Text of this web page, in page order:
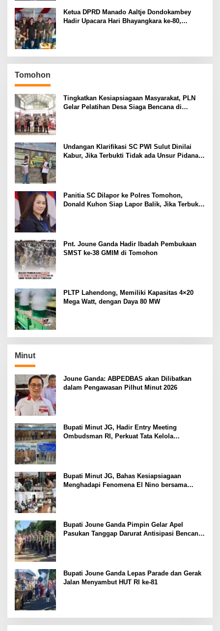
Ketua DPRD Manado Aaltje Dondokambey
Hadir Upacara Hari Bhayangkara ke-80,
Tomohon
Tingkatkan Kesiapsiagaan Masyarakat, PLN
Gelar Pelatihan Desa Siaga Bencana di
Undangan Klarifikasi SC PWI Sulut Dinilai
Kabur, Jika Terbukti Tidak ada Unsur Pidana
Panitia SC Dilapor ke Polres Tomohon,
Donald Kuhon Siap Lapor Balik, Jika Terbukti
Pnt. Joune Ganda Hadir Ibadah Pembukaan
SMST ke-38 GMIM di Tomohon
PLTP Lahendong, Memiliki Kapasitas 4×20
Mega Watt, dengan Daya 80 MW
Minut
Joune Ganda: ABPEDBAS akan Dilibatkan
dalam Pengawasan Pilhut Minut 2026
Bupati Minut JG, Hadir Entry Meeting
Ombudsman RI, Perkuat Tata Kelola
Bupati Minut JG, Bahas Kesiapsiagaan
Menghadapi Fenomena El Nino bersama
Bupati Joune Ganda Pimpin Gelar Apel
Pasukan Tanggap Darurat Antisipasi Bencana
Bupati Joune Ganda Lepas Parade dan Gerak
Jalan Menyambut HUT RI ke-81